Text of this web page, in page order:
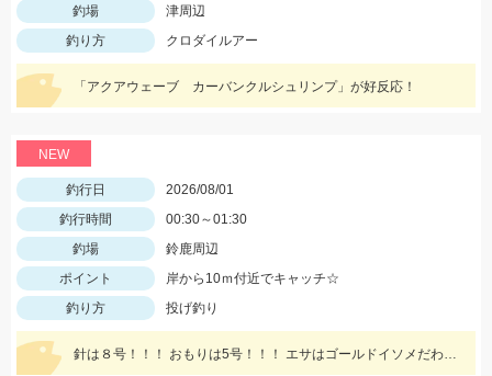
釣場
津周辺
釣り方
クロダイルアー
「アクアウェーブ カーバンクルシュリンプ」が好反応！
NEW
釣行日
2026/08/01
釣行時間
00:30～01:30
釣場
鈴鹿周辺
ポイント
岸から10ｍ付近でキャッチ☆
釣り方
投げ釣り
針は８号！！！ おもりは5号！！！ エサはゴールドイソメだわ～ん！